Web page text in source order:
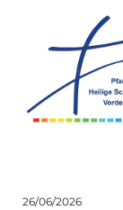
26/06/2026